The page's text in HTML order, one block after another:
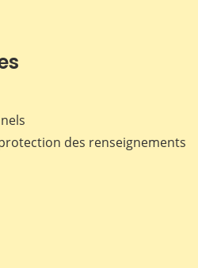
des renseignements